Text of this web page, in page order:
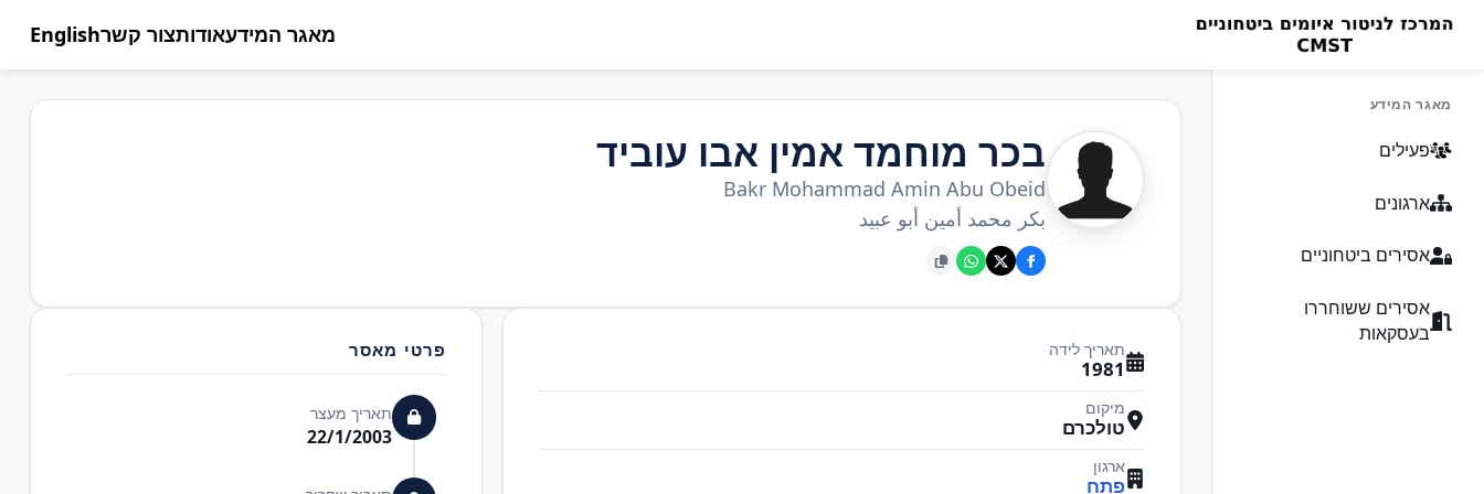
מאגר המידעאודותצור קשרEnglish
מאגר המידע
פעילים
ארגונים
אסירים ביטחוניים
אסירים ששוחררו
בעסקאות
בכר מוחמד אמין אבו עוביד
Bakr Mohammad Amin Abu Obeid
بكر محمد أمين أبو عبيد
תאריך לידה
1981
מיקום
טולכרם
ארגון
פתח
פרטי מאסר
תאריך מעצר
22/1/2003